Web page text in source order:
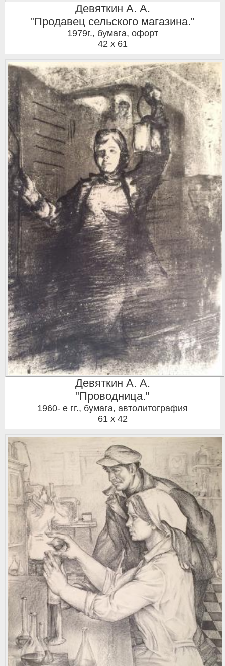
Девяткин А. А.
"Продавец сельского магазина."
1979г., бумага, офорт
42 x 61
Девяткин А. А.
"Проводница."
1960- е гг., бумага, автолитография
61 x 42